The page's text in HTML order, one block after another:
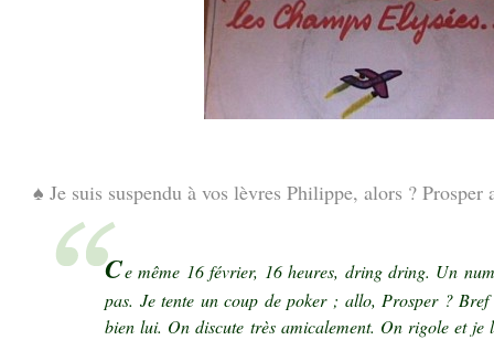
♠ Je suis suspendu à vos lèvres Philippe, alors ?
Ce même 16 février, 16 heures, dring dring. Un
pas. Je tente un coup de poker ; allo, Prosper ? Bref
bien lui. On discute très amicalement. On rigole et